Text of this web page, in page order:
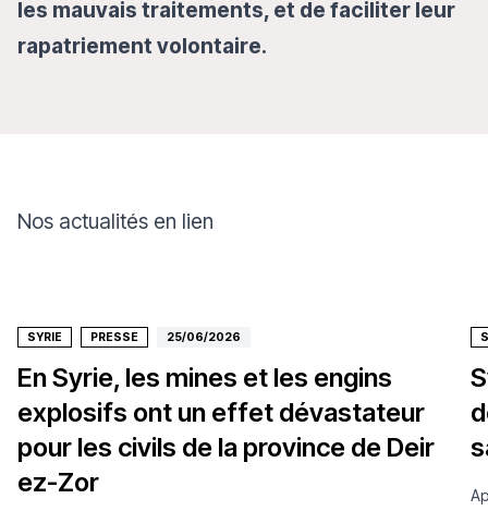
les mauvais traitements, et de faciliter leur
rapatriement volontaire.
Nos actualités en lien
SYRIE PRESSE 25/06/2026
En Syrie, les mines et les engins
explosifs ont un effet dévastateur
pour les civils de la province de Deir
ez-Zor